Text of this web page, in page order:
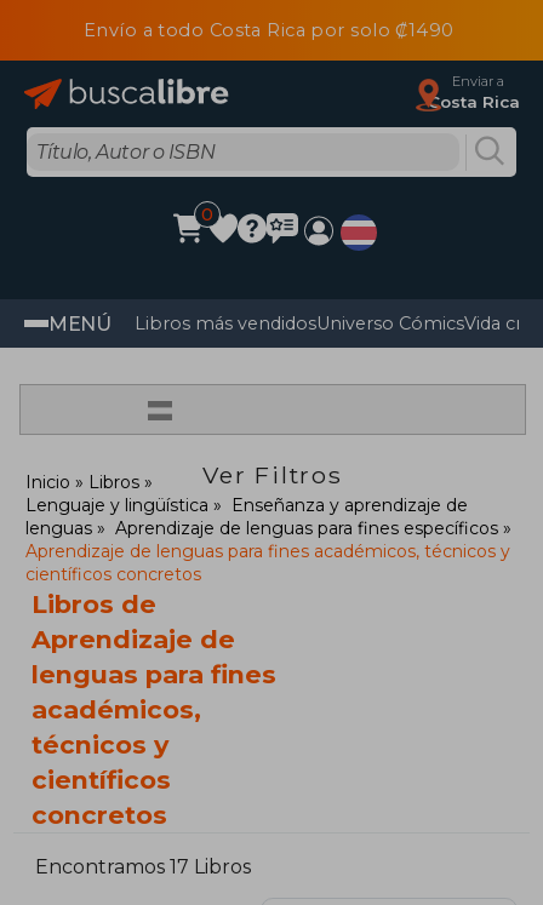
Envío a todo Costa Rica por solo ₡1490
Enviar a
Costa Rica
0
MENÚ Libros más vendidosUniverso CómicsVida
=
Ver Filtros
Inicio
Libros
Lenguaje y lingüística
Enseñanza y aprendizaje de
lenguas
Aprendizaje de lenguas para fines específicos
Aprendizaje de lenguas para fines académicos, técnicos y
científicos concretos
Libros de
Aprendizaje de
lenguas para fines
académicos,
técnicos y
científicos
concretos
Encontramos 17 Libros